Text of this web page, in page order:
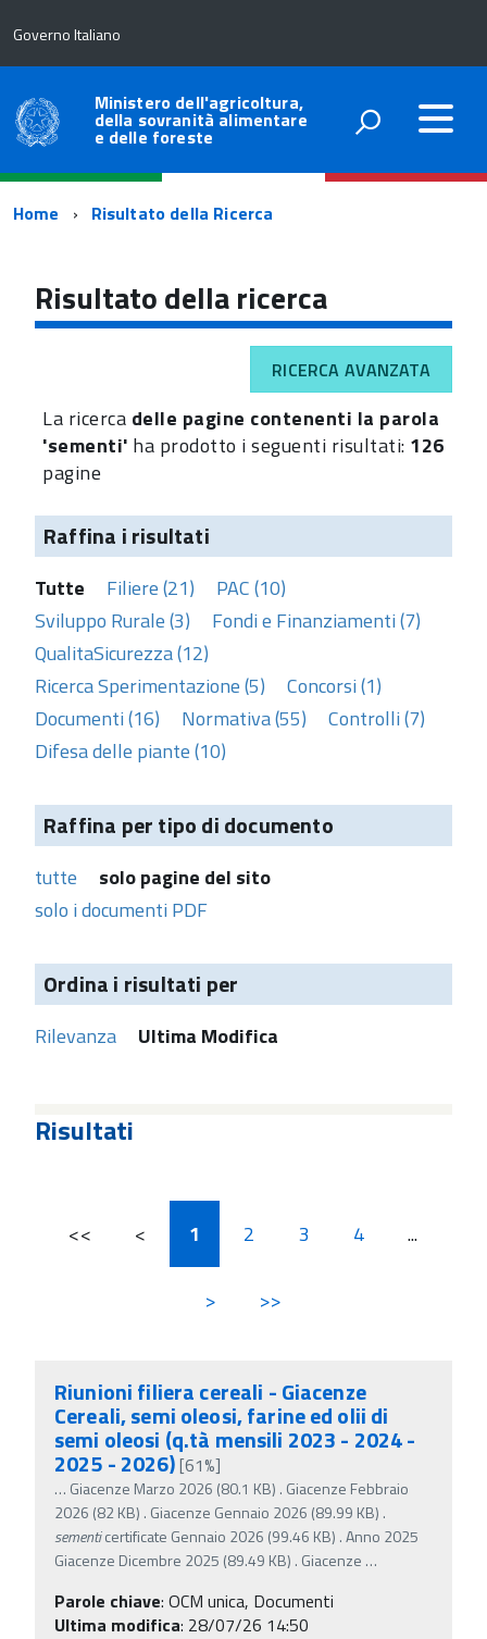
Governo Italiano
Ministero dell'agricoltura,
della sovranità alimentare
e delle foreste
Percorso
navigazione
Home Risultato della Ricerca
Risultato della ricerca
RICERCA AVANZATA
La ricerca delle pagine contenenti la parola
'sementi' ha prodotto i seguenti risultati: 126
pagine
Raffina i risultati
Tutte Filiere (21)
PAC (10)
Sviluppo Rurale (3)
Fondi e Finanziamenti (7)
QualitaSicurezza (12)
Ricerca Sperimentazione (5)
Concorsi (1)
Documenti (16)
Normativa (55)
Controlli (7)
Difesa delle piante (10)
Raffina per tipo di documento
tutte
solo pagine del sito
solo i documenti PDF
Ordina i risultati per
Rilevanza Ultima Modifica
Risultati
<< < 1 2 3 4 ...
> >>
Riunioni filiera cereali - Giacenze
Cereali, semi oleosi, farine ed olii di
semi oleosi (q.tà mensili 2023 - 2024 -
2025 - 2026)[61%]
… Giacenze Marzo 2026 (80.1 KB) . Giacenze Febbraio
2026 (82 KB) . Giacenze Gennaio 2026 (89.99 KB) .
sementicertificate Gennaio 2026 (99.46 KB) . Anno 2025
Giacenze Dicembre 2025 (89.49 KB) . Giacenze …
Parole chiave: OCM unica, Documenti
Ultima modifica: 28/07/26 14:50